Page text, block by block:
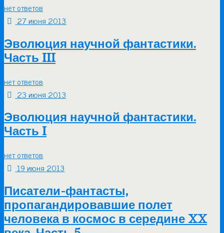
нет ответов
27 июня 2013
Эволюция научной фантастики.
Часть III
нет ответов
23 июня 2013
Эволюция научной фантастики.
Часть I
нет ответов
19 июня 2013
Писатели-фантасты,
пропагандировавшие полет
человека в космос в середине XX